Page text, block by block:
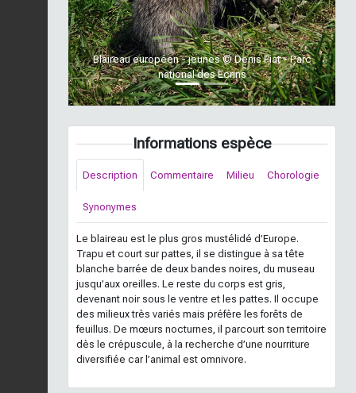
Blaireau européen - jeunes © Denis Fiat - Parc
national des Ecrins
Informations espèce
Description Commentaire Milieu Chorologie
Synonymes
Le blaireau est le plus gros mustélidé d’Europe.
Trapu et court sur pattes, il se distingue à sa tête
blanche barrée de deux bandes noires, du museau
jusqu’aux oreilles. Le reste du corps est gris,
devenant noir sous le ventre et les pattes. Il occupe
des milieux très variés mais préfère les forêts de
feuillus. De mœurs nocturnes, il parcourt son territoire
dès le crépuscule, à la recherche d’une nourriture
diversifiée car l’animal est omnivore.